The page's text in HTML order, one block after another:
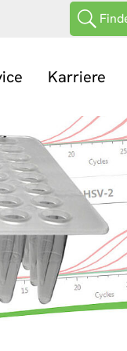
Karriere